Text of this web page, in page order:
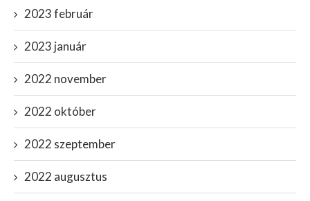
2023 február
2023 január
2022 november
2022 október
2022 szeptember
2022 augusztus